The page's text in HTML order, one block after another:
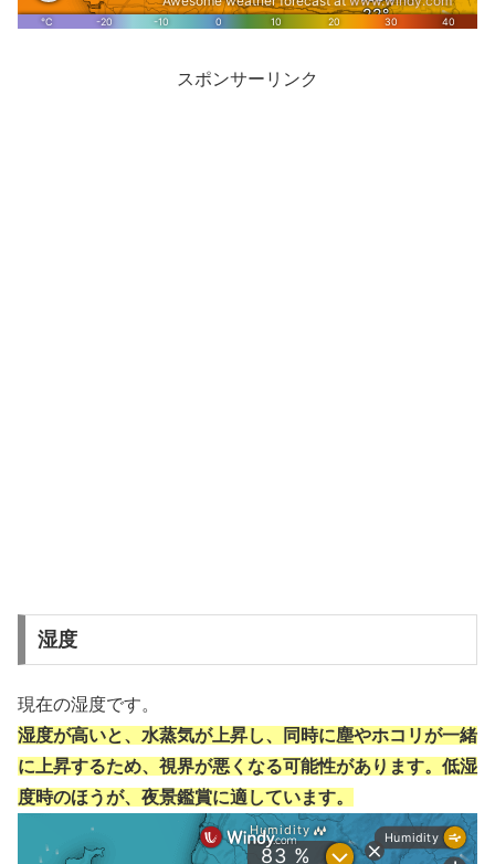
スポンサーリンク
湿度
現在の湿度です。
湿度が高いと、水蒸気が上昇し、同時に塵やホコリが一緒
に上昇するため、視界が悪くなる可能性があります。低湿
度時のほうが、夜景鑑賞に適しています。